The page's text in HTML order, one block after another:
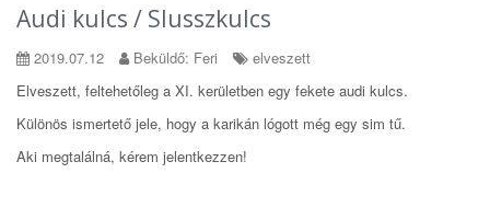
Audi kulcs / Slusszkulcs
2019.07.12 Beküldő: Feri
elveszett
Elveszett, feltehetőleg a XI. kerületben egy fekete audi kulcs.
Különös ismertető jele, hogy a karikán lógott még egy sim tű.
Aki megtalálná, kérem jelentkezzen!